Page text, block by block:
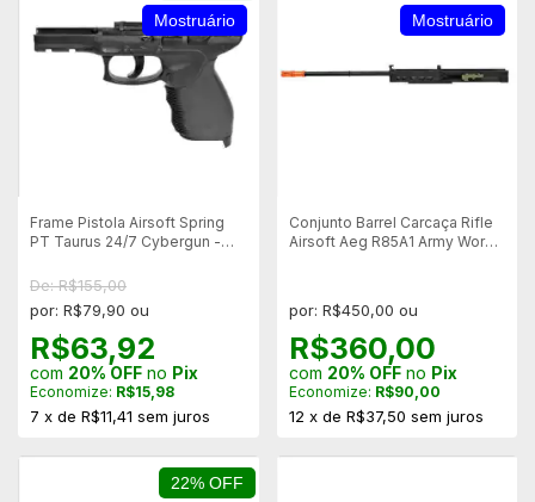
Mostruário
Frame Pistola Airsoft Spring
PT Taurus 24/7 Cybergun -
De: R$155,00
por: R$79,90 ou
R$63,92
com 20% OFF no Pix
Economize: R$15,98
7 x de R$11,41 sem juros
Mostruário
Conjunto Barrel Carcaça Rifle
Airsoft Aeg R85A1 Army Works
por: R$450,00 ou
R$360,00
com 20% OFFno Pix
Economize: R$90,00
12 x de R$37,50 sem juros
22% OFF